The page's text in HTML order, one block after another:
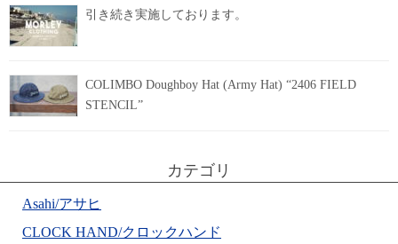
引き続き実施しております。
COLIMBO Doughboy Hat (Army Hat) “2406 FIELD
STENCIL”
カテゴリ
Asahi/アサヒ
CLOCK HAND/クロックハンド